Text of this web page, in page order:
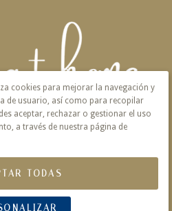
Política de Cookies
cookies para mejorar la navegación y
de usuario, así como para recopilar
aceptar, rechazar o gestionar el uso
a través de nuestra página de
TODAS